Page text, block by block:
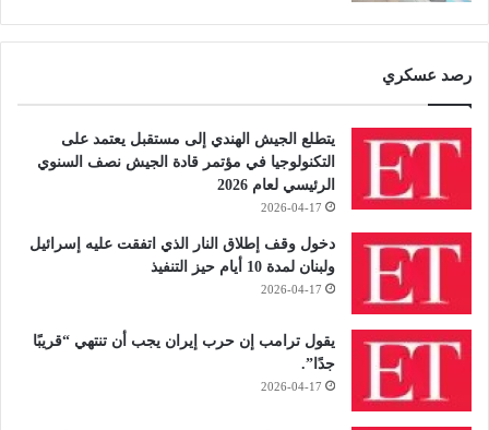
رصد عسكري
يتطلع الجيش الهندي إلى مستقبل يعتمد على
التكنولوجيا في مؤتمر قادة الجيش نصف السنوي
الرئيسي لعام 2026
2026-04-17
دخول وقف إطلاق النار الذي اتفقت عليه إسرائيل
ولبنان لمدة 10 أيام حيز التنفيذ
2026-04-17
يقول ترامب إن حرب إيران يجب أن تنتهي “قريبًا
جدًا”.
2026-04-17